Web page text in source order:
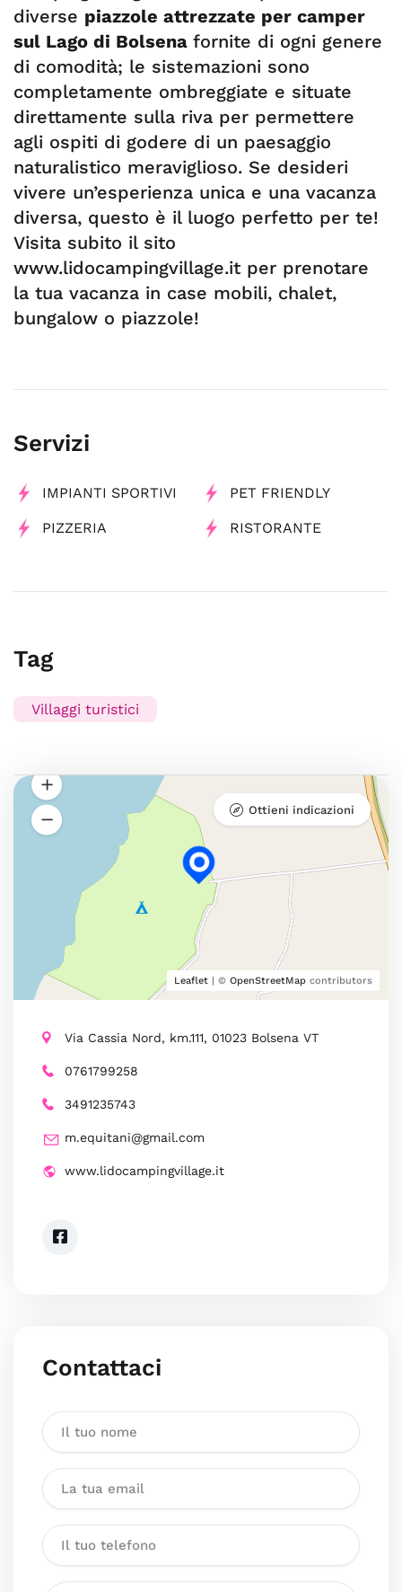
diverse piazzole attrezzate per camper
sul Lago di Bolsena fornite di ogni genere
di comodità; le sistemazioni sono
completamente ombreggiate e situate
direttamente sulla riva per permettere
agli ospiti di godere di un paesaggio
naturalistico meraviglioso. Se desideri
vivere un’esperienza unica e una vacanza
diversa, questo è il luogo perfetto per te!
Visita subito il sito
www.lidocampingvillage.it per prenotare
la tua vacanza in case mobili, chalet,
bungalow o piazzole!
Servizi
IMPIANTI SPORTIVI PET FRIENDLY
PIZZERIA RISTORANTE
Tag
Villaggi turistici
Leaflet | © OpenStreetMap contributors
Ottieni indicazioni
Via Cassia Nord, km.111, 01023 Bolsena VT
0761799258
3491235743
m.equitani@gmail.com
www.lidocampingvillage.it
Contattaci